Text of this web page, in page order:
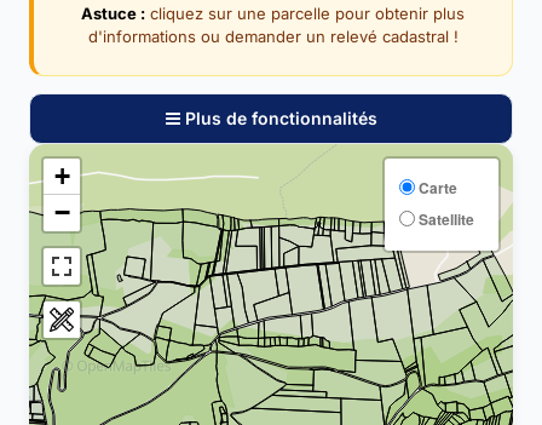
Astuce : cliquez sur une parcelle pour obtenir plus
d'informations ou demander un relevé cadastral !
Plus de fonctionnalités
+
−
Carte
Satellite